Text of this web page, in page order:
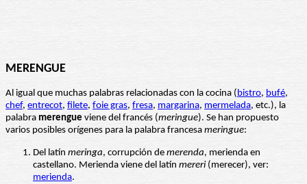
MERENGUE
Al igual que muchas palabras relacionadas con la cocina (bistro, bufé,
chef, entrecot, filete, foie gras, fresa, margarina, mermelada, etc.), la
palabra merengue viene del francés (meringue). Se han propuesto
varios posibles orígenes para la palabra francesa meringue:
Del latín meringa, corrupción de merenda, merienda en
castellano. Merienda viene del latín mereri(merecer), ver:
merienda.